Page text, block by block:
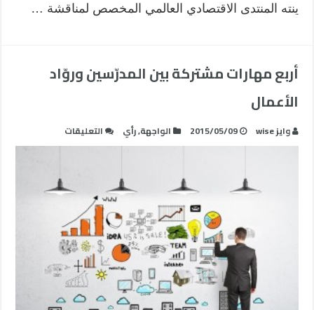
ينته المنتدى الاقتصادي العالمي المخصص لمناقشة …
أربع مهارات مشتركة بين المدرّسين وروّاد
الأعمال
وايز wise 2015/05/09 الواجهة,رأي التعليقات
أربع
مشتركة
بين
وروّاد
الأعمال
مغلقة